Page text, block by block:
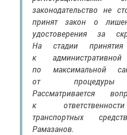
законодательство не
принят закон о
удостоверения за
На стадии
к административной
по максимальной
от процедуры
Рассматривается
к
транспортных
Рамазанов.